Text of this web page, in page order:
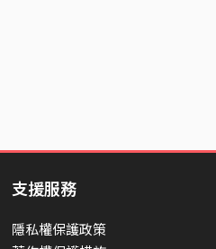
支援服務
隱私權保護政策